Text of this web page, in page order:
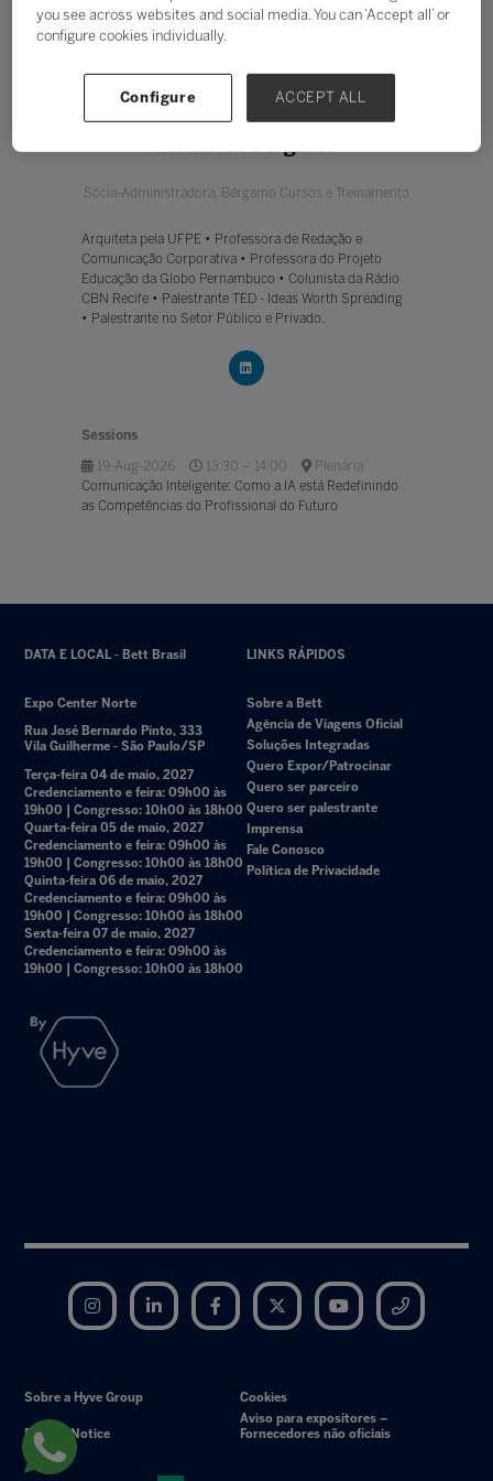
Fernanda Bérgamo
Sócia-Administradora, Bérgamo Cursos e Treinamento
Arquiteta pela UFPE • Professora de Redação e
Comunicação Corporativa • Professora do Projeto
Educação da Globo Pernambuco • Colunista da Rádio
CBN Recife • Palestrante TED - Ideas Worth Spreading
• Palestrante no Setor Público e Privado.
Sessions
19-Aug-2026
13:30 – 14:00
Plenária
Comunicação Inteligente: Como a IA está Redefinindo
as Competências do Profissional do Futuro
DATA E LOCAL - Bett Brasil
Expo Center Norte
Rua José Bernardo Pinto, 333
Vila Guilherme - São Paulo/SP
Terça-feira 04 de maio, 2027
Credenciamento e feira: 09h00 às
19h00 | Congresso: 10h00 às 18h00
Quarta-feira 05 de maio, 2027
Credenciamento e feira: 09h00 às
19h00 | Congresso: 10h00 às 18h00
Quinta-feira 06 de maio, 2027
Credenciamento e feira: 09h00 às
19h00 | Congresso: 10h00 às 18h00
Sexta-feira 07 de maio, 2027
Credenciamento e feira: 09h00 às
19h00 | Congresso: 10h00 às 18h00
LINKS RÁPIDOS
Sobre a Bett
Agência de Viagens Oficial
Soluções Integradas
Quero Expor/Patrocinar
Quero ser parceiro
Quero ser palestrante
Imprensa
Fale Conosco
Política de Privacidade
Instagram LinkedIn Facebook Twitter YouTube
Sobre a Hyve Group Cookies
Privacy Notice
Aviso para expositores –
Fornecedores não oficiais
you see across websites and social media. You can ‘Accept all’ or
configure cookies individually.
Configure ACCEPT ALL